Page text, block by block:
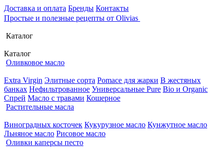
Доставка и оплата Бренды Контакты
Простые и полезные рецепты от Olivias
Каталог
Каталог
Оливковое масло
Extra Virgin Элитные сорта Pomace для жарки В жестяных
банках Нефильтрованное Универсальные Pure Bio и Organic
Спрей Масло с травами Кошерное
Растительные масла
Виноградных косточек Кукурузное масло Кунжутное масло
Льняное масло Рисовое масло
Оливки каперсы песто